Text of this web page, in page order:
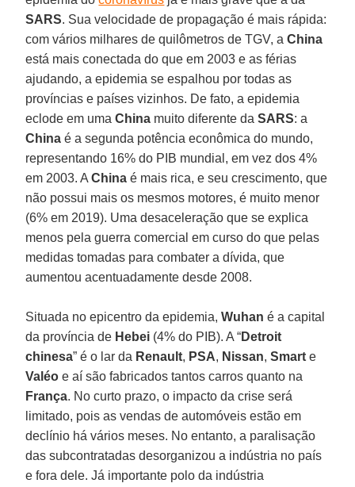
SARS. Sua velocidade de propagação é mais rápida:
com vários milhares de quilômetros de TGV, aChina
está mais conectada do que em 2003 e as férias
ajudando, a epidemia se espalhou por todas as
províncias e países vizinhos. De fato, a epidemia
eclode em umaChina muito diferente daSARS: a
China é a segunda potência econômica do mundo,
representando 16% do PIB mundial, em vez dos 4%
em 2003. AChina é mais rica, e seu crescimento, que
não possui mais os mesmos motores, é muito menor
(6% em 2019). Uma desaceleração que se explica
menos pela guerra comercial em curso do que pelas
medidas tomadas para combater a dívida, que
aumentou acentuadamente desde 2008.
Situada no epicentro da epidemia,Wuhan é a capital
da província de Hebei (4% do PIB). A “Detroit
chinesa” é o lar da Renault, PSA, Nissan,Smart e
Valéo e aí são fabricados tantos carros quanto na
França. No curto prazo, o impacto da crise será
limitado, pois as vendas de automóveis estão em
declínio há vários meses. No entanto, a paralisação
das subcontratadas desorganizou a indústria no país
e fora dele. Já importante polo da indústria